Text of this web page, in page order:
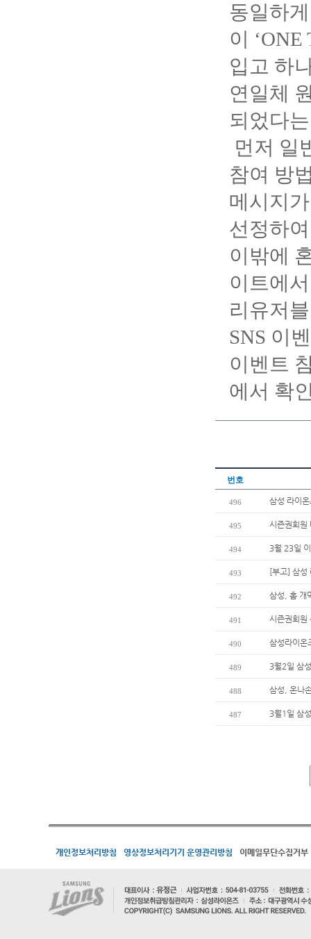
동일하
이
입고 하
연일체
되었다
먼저 일
참여 방
메시지
선정하
이밖에
이트에
리유저
SNS 이
이벤트
에서 확
번호
496 삼성 라이
495 시즌권회원
494 3월 23일
493 [부고] 삼성
492 삼성, 홈 개
491 시즌권회원
490 삼성라이온
489 3월2일 삼
488 삼성, 온나
487 3월1일 삼
개인정보처리방침 영상정보처리기기 운영관리방침 이메일무단수집거부